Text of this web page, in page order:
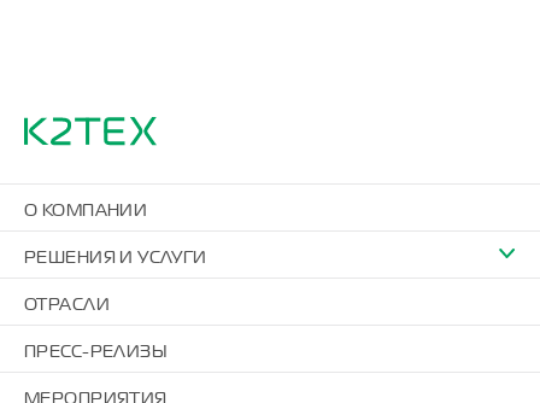
О КОМПАНИИ
РЕШЕНИЯ И УСЛУГИ
ОТРАСЛИ
ПРЕСС-РЕЛИЗЫ
МЕРОПРИЯТИЯ